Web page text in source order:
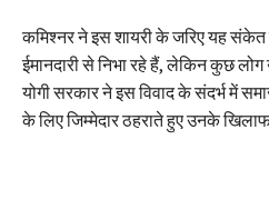
कमिश्नर ने इस शायरी के जरिए यह संकेत
ईमानदारी से निभा रहे हैं, लेकिन कुछ
योगी सरकार ने इस विवाद के संदर्भ में
के लिए जिम्मेदार ठहराते हुए उनके